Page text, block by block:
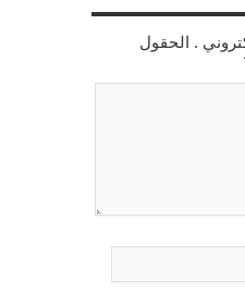
. الحقول